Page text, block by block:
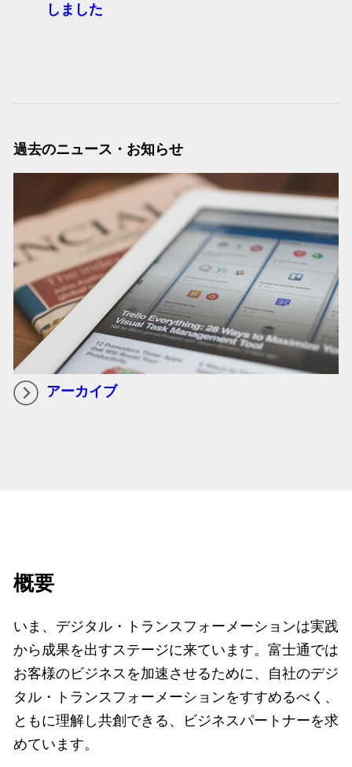
しました
過去のニュース・お知らせ
アーカイブ
概要
いま、デジタル・トランスフォーメーションは実践
から成果を出すステージに来ています。富士通では
お客様のビジネスを加速させるために、自社のデジ
タル・トランスフォーメーションをすすめるべく、
ともに理解し共創できる、ビジネスパートナーを求
めています。